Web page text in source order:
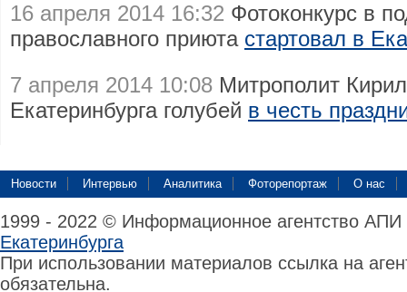
16 апреля 2014 16:32 Фотоконкурс в
православного приюта стартовал в
7 апреля 2014 10:08 Митрополит
Екатеринбурга голубей в честь
Новости Интервью Аналитика Фоторепортаж О нас
1999 - 2022 © Информационное агентство
Екатеринбурга
При использовании материалов ссылка на
обязательна.